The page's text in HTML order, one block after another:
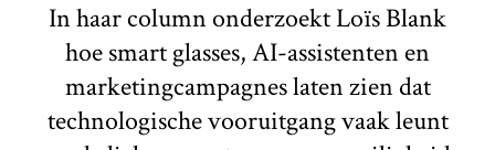
In haar column onderzoekt Loïs Blank
hoe smart glasses, AI-assistenten en
marketingcampagnes laten zien dat
technologische vooruitgang vaak leunt